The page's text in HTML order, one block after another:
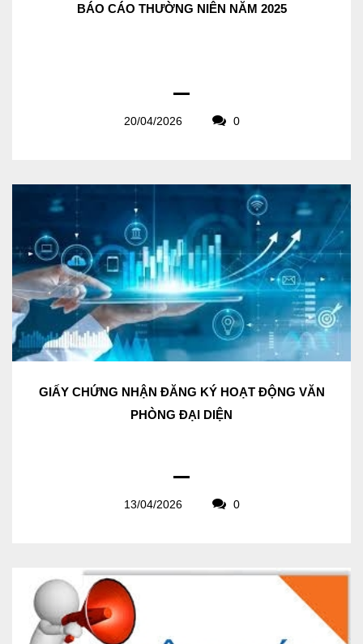
BÁO CÁO THƯỜNG NIÊN NĂM 2025
20/04/2026 0
GIẤY CHỨNG NHẬN ĐĂNG KÝ HOẠT ĐỘNG VĂN
PHÒNG ĐẠI DIỆN
13/04/2026 0